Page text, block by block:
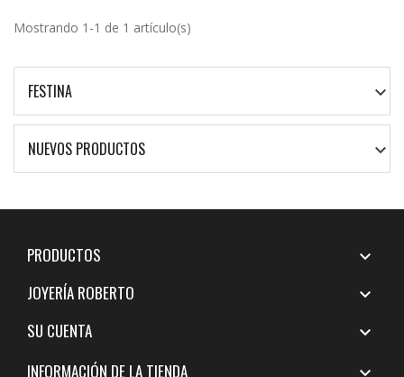
Mostrando 1-1 de 1 artículo(s)
FESTINA 
NUEVOS PRODUCTOS 
PRODUCTOS 
JOYERÍA ROBERTO 
SU CUENTA 
INFORMACIÓN DE LA TIENDA